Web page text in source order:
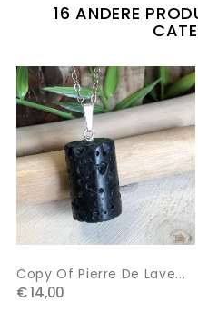
16 ANDERE
Copy Of Pierre De Lave...
€ 14,00